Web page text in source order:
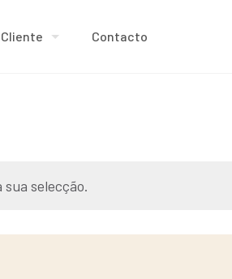
Contacto
selecção.